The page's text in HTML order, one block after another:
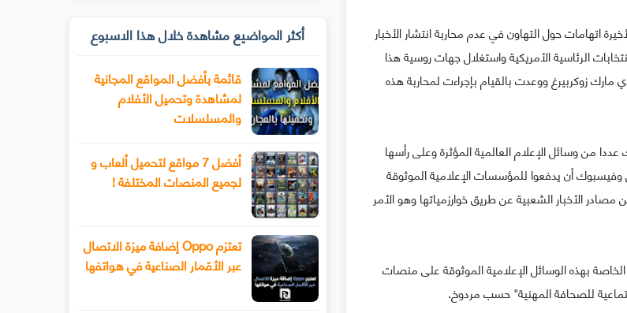
اتهامات حول التهاون في عدم محاربة انتشار الأخبار
الرئاسية الأمريكية واستغلال جهات روسية هذا
مارك زوكربيرغ ووعدت بالقيام بإجراءت لمحاربة هذه
من وسائل الإعلام العالمية المؤثرة وعلى رأسها
أن يدفعوا للمؤسسات الإعلامية الموثوقة
الأخبار الشعبية عن طريق خوارزمياتها وهو الأمر
بهذه الوسائل الإعلامية الموثوقة على منصات
للصحافة المهنية" حسب مردوخ.
أكثر المواضيع مشاهدة خلال هذا الاسبوع
قائمة بأفضل المواقع المجانية
لمشاهدة وتحميل الأفلام
والمسلسلات
أفضل 7 مواقع لتحميل ألعاب و
لجميع المنصات المختلفة !
تعتزم Oppo إضافة ميزة الاتصال
عبر الأقمار الصناعية في هواتفها